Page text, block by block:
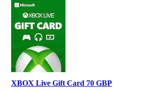
XBOX Live Gift Card 70 GBP